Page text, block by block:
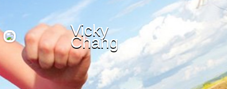
最新留言
商家合作
Vicky
Chang